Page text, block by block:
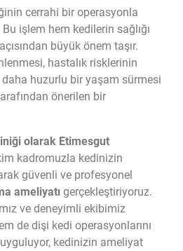
cerrahi bir operasyonla
Bu işlem hem kedilerin sağlığı
büyük önem taşır.
hastalık risklerinin
daha huzurlu bir yaşam sürmesi
önerilen bir
olarak Etimesgut
kadromuzla kedinizin
güvenli ve profesyonel
ameliyatı gerçekleştiriyoruz.
ve deneyimli ekibimiz
de dişi kedi operasyonlarını
kedinizin ameliyat